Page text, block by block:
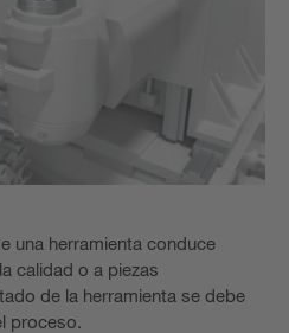
una herramienta conduce
calidad o a piezas
de la herramienta se debe
proceso.